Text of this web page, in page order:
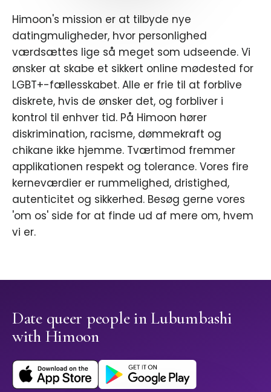
Himoon's mission er at tilbyde nye
datingmuligheder, hvor personlighed
værdsættes lige så meget som udseende. Vi
ønsker at skabe et sikkert online mødested for
LGBT+-fællesskabet. Alle er frie til at forblive
diskrete, hvis de ønsker det, og forbliver i
kontrol til enhver tid. På Himoon hører
diskrimination, racisme, dømmekraft og
chikane ikke hjemme. Tværtimod fremmer
applikationen respekt og tolerance. Vores fire
kerneværdier er rummelighed, dristighed,
autenticitet og sikkerhed. Besøg gerne vores
'om os' side for at finde ud af mere om, hvem
vi er.
Date queer people in Lubumbashi
with Himoon